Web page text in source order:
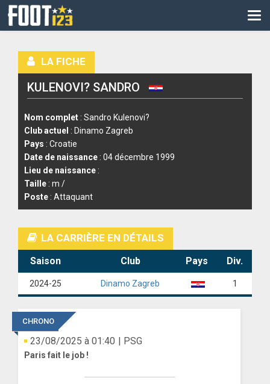
CM
LIGUE DES CHAMPIONS
PALMARÈS
LES DIRECTS
LIGUE 2
COUPE DE FRANCE
COUPE DE LA LIGUE
ITALIE
LA FICHE
KULENOVI? SANDRO
Nom complet : Sandro Kulenovi?
Club actuel : Dinamo Zagreb
Pays : Croatie
Date de naissance : 04 décembre 1999
Lieu de naissance :
Taille : m /
Poste : Attaquant
LA CARRIÈRE EN DÉTAILS
Saison Club Pays Div.
2024-25 Dinamo Zagreb 1
CHRONO
23/08/2025 à 01:40 | PSG
Paris fait le job !